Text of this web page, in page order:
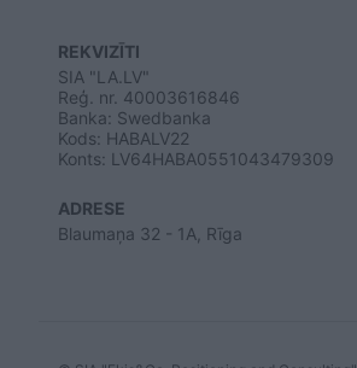
REKVIZĪTI
SIA "LA.LV"
Reģ. nr. 40003616846
Banka: Swedbanka
Kods: HABALV22
Konts: LV64HABA0551043479309
ADRESE
Blaumaņa 32 - 1A, Rīga